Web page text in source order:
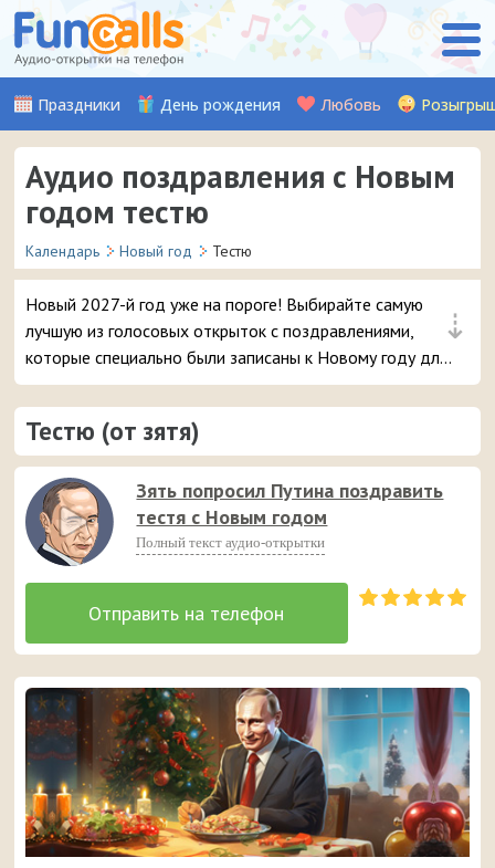
Праздники День рождения Любовь
Аудио поздравления с Новым
годом тестю
Календарь Новый год Тестю
⇣
Новый 2027-й год уже на пороге! Выбирайте самую
лучшую из голосовых открыток с поздравлениями,
которые специально были записаны к Новому году для
вашего дорогого тестя от лица зятя, и отправляйте её
прямо с сайта на мобильный телефон.
Тестю (от зятя)
Зять попросил Путина поздравить
тестя с Новым годом
Полный текст аудио-открытки